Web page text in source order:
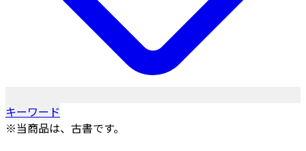
キーワード
※当商品は、古書です。